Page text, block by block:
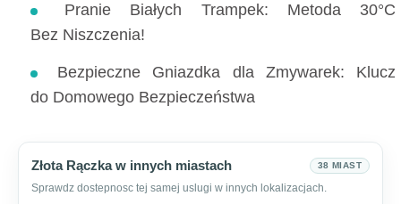
Pranie Białych Trampek: Metoda 30°C
Bez Niszczenia!
Bezpieczne Gniazdka dla Zmywarek: Klucz
do Domowego Bezpieczeństwa
Złota Rączka w innych miastach 38 MIAST
Sprawdz dostepnosc tej samej uslugi w innych lokalizacjach.